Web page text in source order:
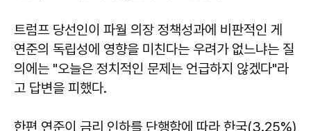
트럼프 당선인이 파월 의장 정책성과에 비판적인 게
연준의 독립성에 영향을 미친다는 우려가 없느냐는 질
의에는 "오늘은 정치적인 문제는 언급하지 않겠다"라
고 답변을 피했다.
한편 연준이 금리 인하를 단행함에 따라 한국(3.25%)